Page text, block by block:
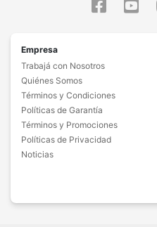
Empresa
Trabajá con Nosotros
Quiénes Somos
Términos y Condiciones
Políticas de Garantía
Términos y Promociones
Políticas de Privacidad
Noticias